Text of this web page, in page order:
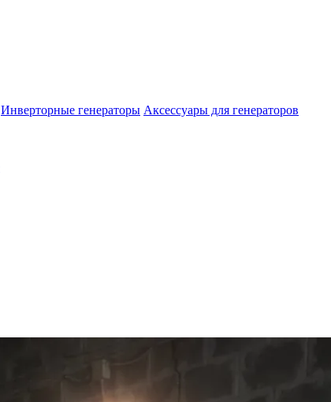
Инверторные генераторы Аксессуары для генераторов